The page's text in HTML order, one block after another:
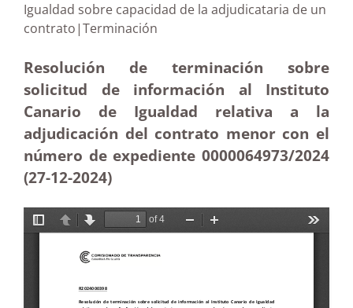
Igualdad sobre capacidad de la adjudicataria de un
contrato|Terminación
Resolución de terminación sobre
solicitud de información al Instituto
Canario de Igualdad relativa a la
adjudicación del contrato menor con el
número de expediente 0000064973/2024
(27-12-2024)